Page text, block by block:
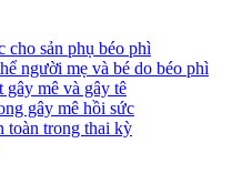
cho sản phụ béo phì
người mẹ và bé do béo phì
mê và gây tê
gây mê hồi sức
toàn trong thai kỳ